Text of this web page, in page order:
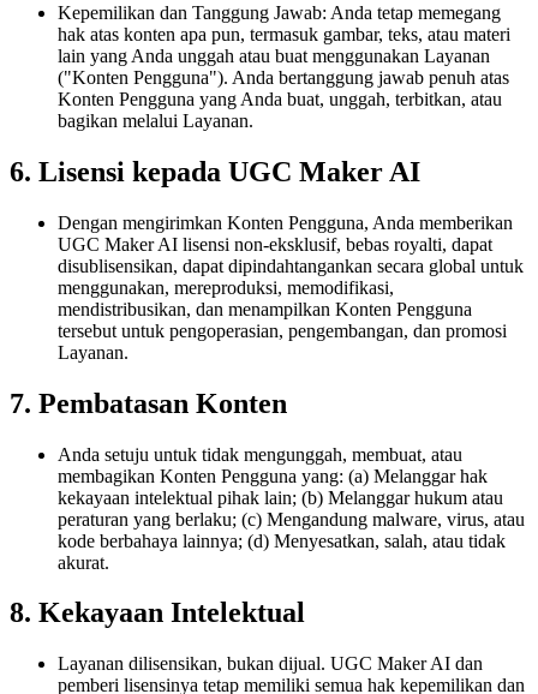
Kepemilikan dan Tanggung Jawab: Anda tetap memegang
hak atas konten apa pun, termasuk gambar, teks, atau materi
lain yang Anda unggah atau buat menggunakan Layanan
("Konten Pengguna"). Anda bertanggung jawab penuh atas
Konten Pengguna yang Anda buat, unggah, terbitkan, atau
bagikan melalui Layanan.
6. Lisensi kepada UGC Maker AI
Dengan mengirimkan Konten Pengguna, Anda memberikan
UGC Maker AI lisensi non-eksklusif, bebas royalti, dapat
disublisensikan, dapat dipindahtangankan secara global untuk
menggunakan, mereproduksi, memodifikasi,
mendistribusikan, dan menampilkan Konten Pengguna
tersebut untuk pengoperasian, pengembangan, dan promosi
Layanan.
7. Pembatasan Konten
Anda setuju untuk tidak mengunggah, membuat, atau
membagikan Konten Pengguna yang: (a) Melanggar hak
kekayaan intelektual pihak lain; (b) Melanggar hukum atau
peraturan yang berlaku; (c) Mengandung malware, virus, atau
kode berbahaya lainnya; (d) Menyesatkan, salah, atau tidak
akurat.
8. Kekayaan Intelektual
Layanan dilisensikan, bukan dijual. UGC Maker AI dan
pemberi lisensinya tetap memiliki semua hak kepemilikan dan